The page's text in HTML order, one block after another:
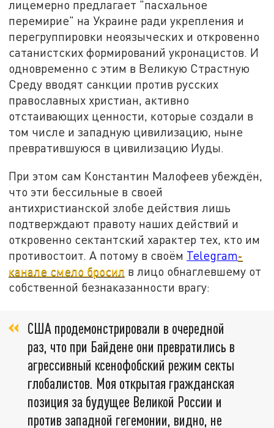
лицемерно предлагает "пасхальное
перемирие" на Украине ради укрепления и
перегруппировки неоязыческих и откровенно
сатанистских формирований укронацистов. И
одновременно с этим в Великую Страстную
Среду вводят санкции против русских
православных христиан, активно
отстаивающих ценности, которые создали в
том числе и западную цивилизацию, ныне
превратившуюся в цивилизацию Иуды.
При этом сам Константин Малофеев убеждён,
что эти бессильные в своей
антихристианской злобе действия лишь
подтверждают правоту наших действий и
откровенно сектантский характер тех, кто им
противостоит. А потому в своём Telegram-
канале смело бросил в лицо обнаглевшему от
собственной безнаказанности врагу:
США продемонстрировали в очередной
раз, что при Байдене они превратились в
агрессивный ксенофобский режим секты
глобалистов. Моя открытая гражданская
позиция за будущее Великой России и
против западной гегемонии, видно, не